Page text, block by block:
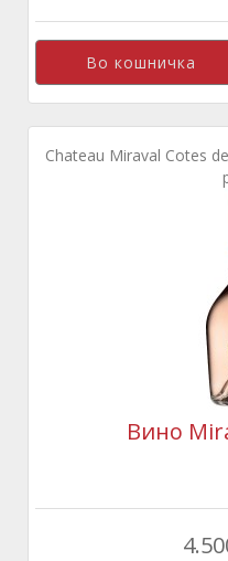
Chateau Miraval Cotes
Вино